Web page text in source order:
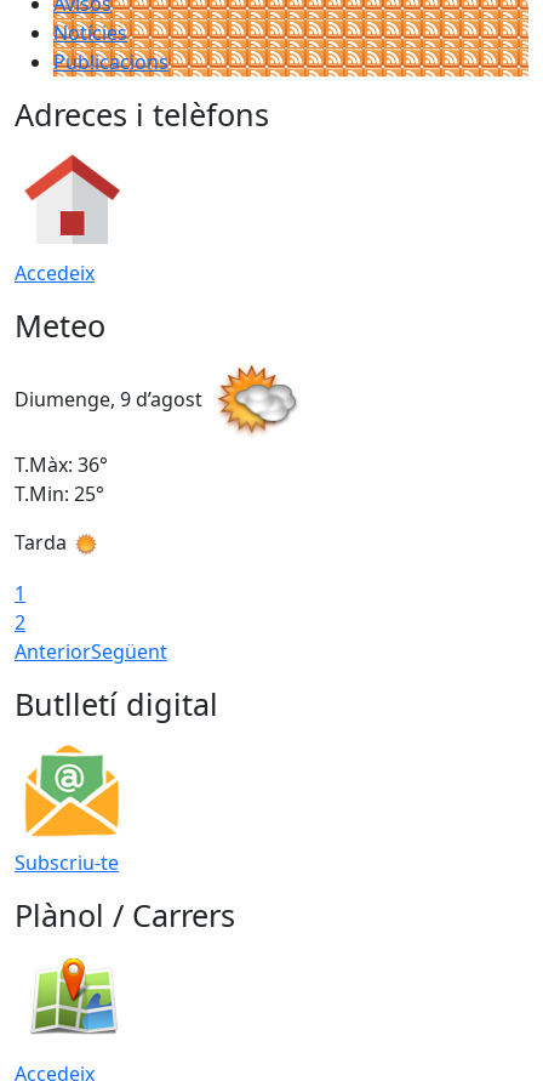
Notícies
Publicacions
Adreces i telèfons
Accedeix
Meteo
Diumenge, 9 d’agost
T.Màx: 36°
T.Min: 25°
Tarda
1
2
AnteriorSegüent
Butlletí digital
Subscriu-te
Plànol / Carrers
Accedeix